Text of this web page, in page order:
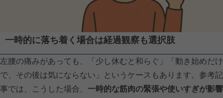
一時的に落ち着く場合は経過観察も選択肢
左腰の痛みがあっても、「少し休むと和らぐ」「動き始めだけ
で、その後は気にならない」というケースもあります。参考記
事では、こうした場合、 一時的な筋肉の緊張や使いすぎが影響